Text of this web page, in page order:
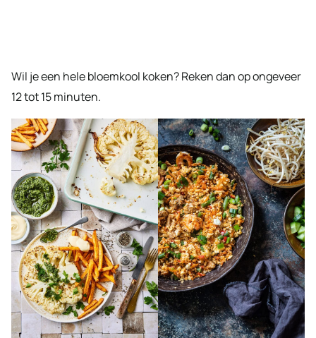
Wil je een hele bloemkool koken? Reken dan op ongeveer
12 tot 15 minuten.